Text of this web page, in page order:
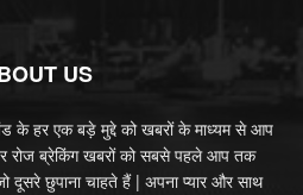
US
के हर एक बड़े मुद्दे को खबरों के माध्यम से आप
रोज ब्रेकिंग खबरों को सबसे पहले आप तक
दूसरे छुपाना चाहते हैं | अपना प्यार और साथ